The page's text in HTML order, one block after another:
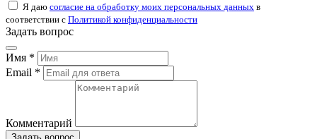
Я даю согласие на обработку моих персональных данных в
соответствии с Политикой конфиденциальности
Задать вопрос
Имя *
Email *
Комментарий